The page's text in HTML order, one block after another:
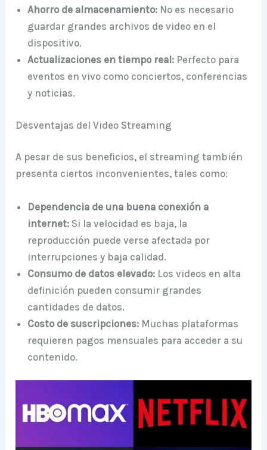
Ahorro de almacenamiento: No es necesario
guardar grandes archivos de video en el
dispositivo.
Actualizaciones en tiempo real: Perfecto para
eventos en vivo como conciertos, conferencias
y noticias.
Desventajas del Video Streaming
A pesar de sus beneficios, el streaming también
presenta ciertos inconvenientes, tales como:
Dependencia de una buena conexión a
internet: Si la velocidad es baja, la
reproducción puede verse afectada por
interrupciones y baja calidad.
Consumo de datos elevado: Los videos en alta
definición pueden consumir grandes
cantidades de datos.
Costo de suscripciones: Muchas plataformas
requieren pagos mensuales para acceder a su
contenido.